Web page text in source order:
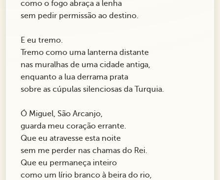
como o fogo abraça a lenha
sem pedir permissão ao destino.
E eu tremo.
Tremo como uma lanterna distante
nas muralhas de uma cidade antiga,
enquanto a lua derrama prata
sobre as cúpulas silenciosas da Turquia.
Ó Miguel, São Arcanjo,
guarda meu coração errante.
Que eu atravesse esta noite
sem me perder nas chamas do Rei.
Que eu permaneça inteiro
como um lírio branco à beira do rio,